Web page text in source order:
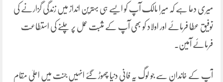
میری دعا ہے کہ میرا مالک آپ کو ایسے ہی بہترین انداز میں زندگی گزارنے کی
توفیق عطا فرمائے اور اولاد کو بھی آپ کے مثبت عمل پر چلنے کی استطاعت
فرمائے آمین۔
آپ کے خاندان سے جو لوگ یہ فانی دنیا چھوڑ گئے انہیں جنت میں اعلیٰ مقام